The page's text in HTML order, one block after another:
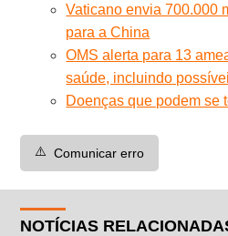
Vaticano envia 700.000
para a China
OMS alerta para 13
saúde, incluindo
Doenças que podem se
⚠️ Comunicar erro
NOTÍCIAS